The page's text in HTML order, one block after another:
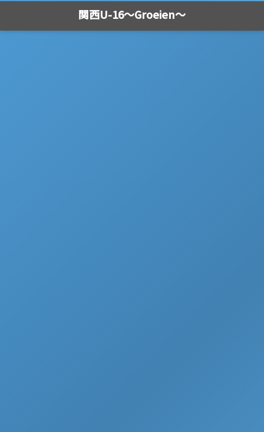
関西U-16～Groeien～